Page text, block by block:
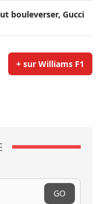
bouleverser, Gucci
+ sur Williams F1
GO